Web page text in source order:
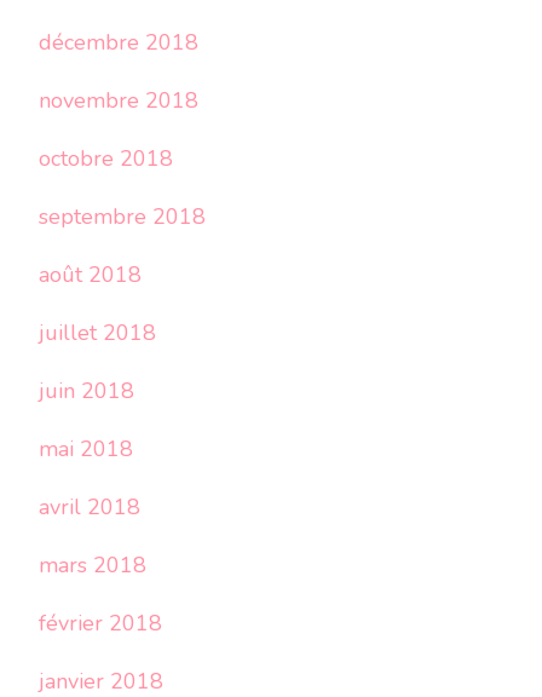
décembre 2018
novembre 2018
octobre 2018
septembre 2018
août 2018
juillet 2018
juin 2018
mai 2018
avril 2018
mars 2018
février 2018
janvier 2018